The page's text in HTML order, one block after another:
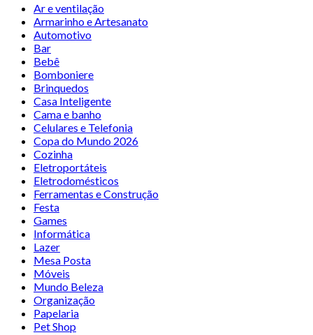
Ar e ventilação
Armarinho e Artesanato
Automotivo
Bar
Bebê
Bomboniere
Brinquedos
Casa Inteligente
Cama e banho
Celulares e Telefonia
Copa do Mundo 2026
Cozinha
Eletroportáteis
Eletrodomésticos
Ferramentas e Construção
Festa
Games
Informática
Lazer
Mesa Posta
Móveis
Mundo Beleza
Organização
Papelaria
Pet Shop